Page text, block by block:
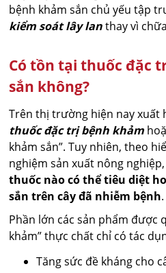
bệnh khảm sắn chủ yếu tập
kiểm soát lây lanthay vì
Có tồn tại thuốc đặc
sắn không?
Trên thị trường hiện nay xuất
thuốc đặc trị bệnh khảm
khảm sắn”. Tuy nhiên, theo
nghiệm sản xuất nông
thuốc nào có thể tiêu diệt
sắn trên cây đã nhiễm bệnh.
Phần lớn các sản phẩm được
khảm” thực chất chỉ có tác
Tăng sức đề kháng cho